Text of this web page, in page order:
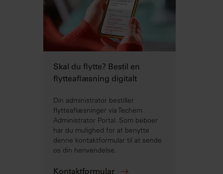
Skal du flytte? Bestil en
flytteaflæsning digitalt
Din administrator bestiller
flytteaflæsninger via Techem
Administrator Portal. Som beboer
har du mulighed for at benytte
denne kontaktformular til at sende
os din henvendelse.
Kontaktformular